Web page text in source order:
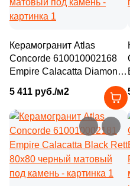
Керамогранит Atlas
Concorde 610010002168
Empire Calacatta Diamond
матовый под камень
5 411 руб./м2